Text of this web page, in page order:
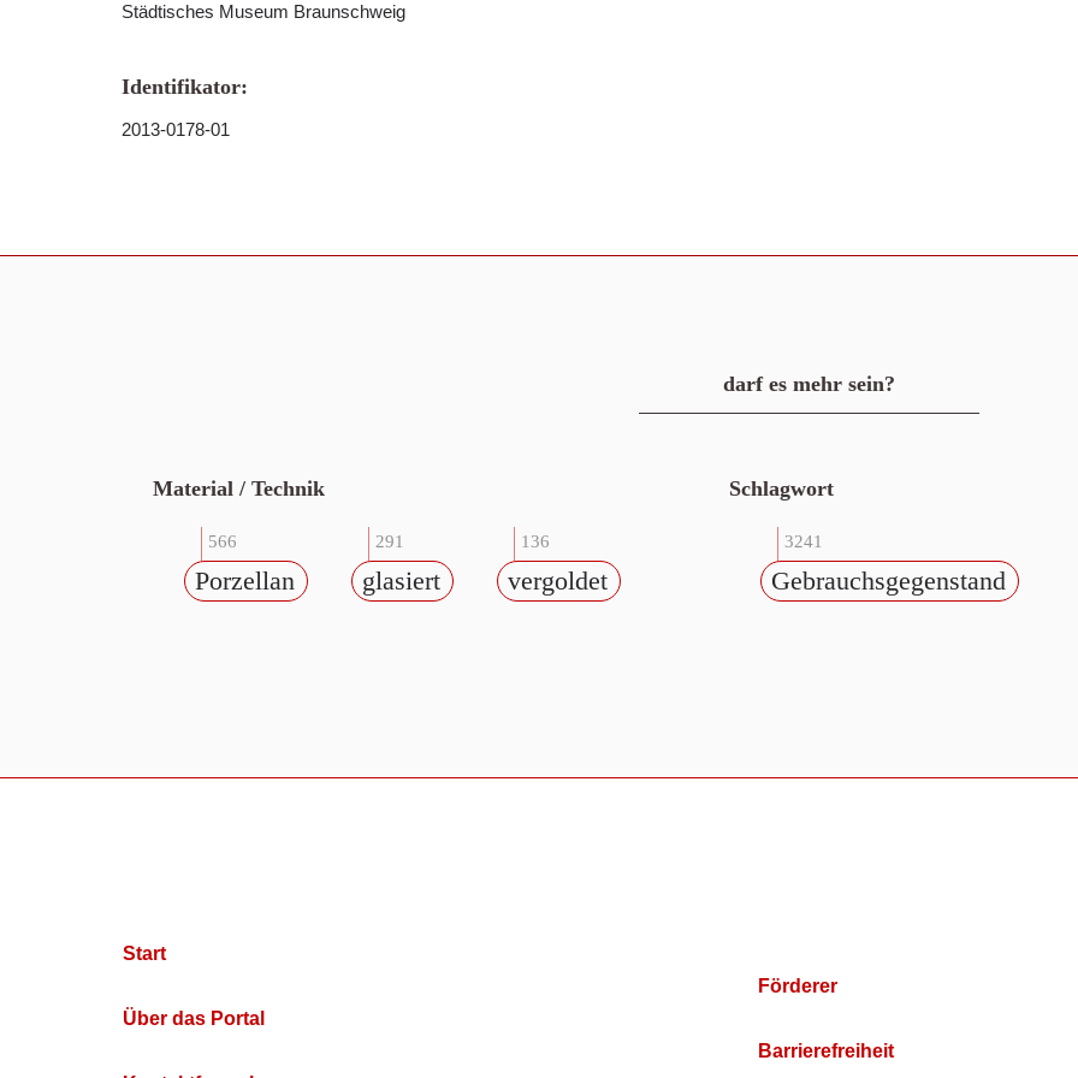
Städtisches Museum Braunschweig
Identifikator:
2013-0178-01
darf es mehr sein?
Material / Technik
566
Porzellan
291
glasiert
136
vergoldet
Schlagwort
3241
Gebrauchsgegenstand
Start
Über das Portal
Förderer
Barrierefreiheit